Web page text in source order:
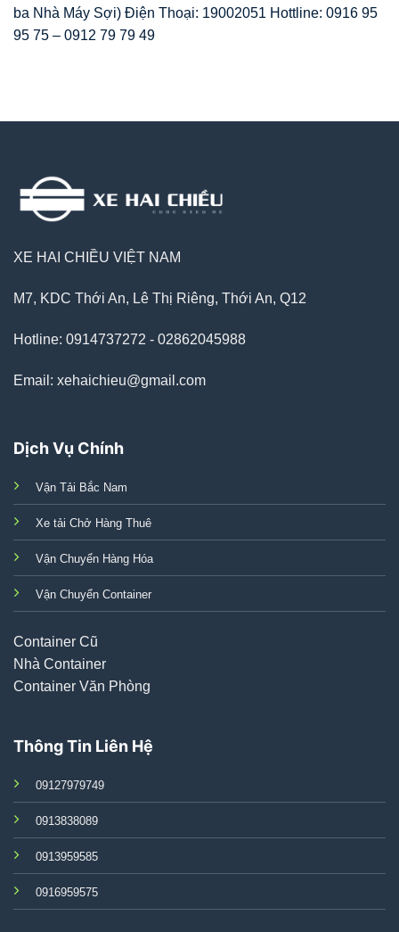
ba Nhà Máy Sợi) Điện Thoại: 19002051 Hottline: 0916 95
95 75 – 0912 79 79 49
XE HAI CHIỀU VIỆT NAM
M7, KDC Thới An, Lê Thị Riêng, Thới An, Q12
Hotline: 0914737272 - 02862045988
Email: xehaichieu@gmail.com
Dịch Vụ Chính
Vận Tải Bắc Nam
Xe tải Chở Hàng Thuê
Vận Chuyển Hàng Hóa
Vận Chuyển Container
Container Cũ
Nhà Container
Container Văn Phòng
Thông Tin Liên Hệ
09127979749
0913838089
0913959585
0916959575